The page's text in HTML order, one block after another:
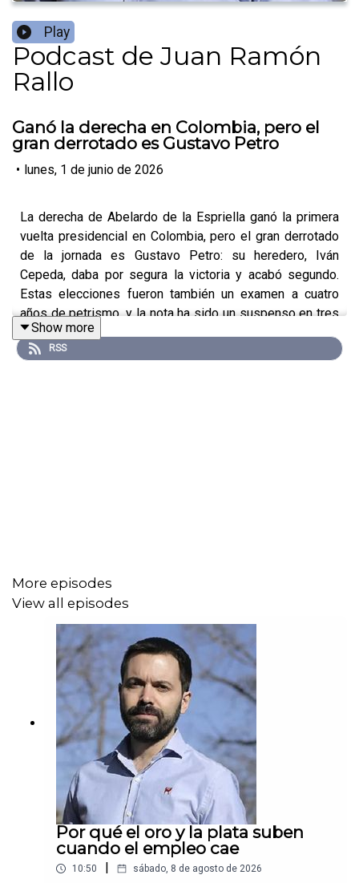
Play
Podcast de Juan Ramón
Rallo
Ganó la derecha en Colombia, pero el
gran derrotado es Gustavo Petro
• lunes, 1 de junio de 2026
La derecha de Abelardo de la Espriella ganó la primera
vuelta presidencial en Colombia, pero el gran derrotado
de la jornada es Gustavo Petro: su heredero, Iván
Cepeda, daba por segura la victoria y acabó segundo.
Estas elecciones fueron también un examen a cuatro
años de petrismo, y la nota ha sido un suspenso en tres
frentes. En economía, la renta per cápita apenas creció
un 1,8% en el trienio, con la inversión en mínimos
Show more
RSS
More episodes
View all episodes
Por qué el oro y la plata suben
cuando el empleo cae
10:50 | sábado, 8 de agosto de 2026